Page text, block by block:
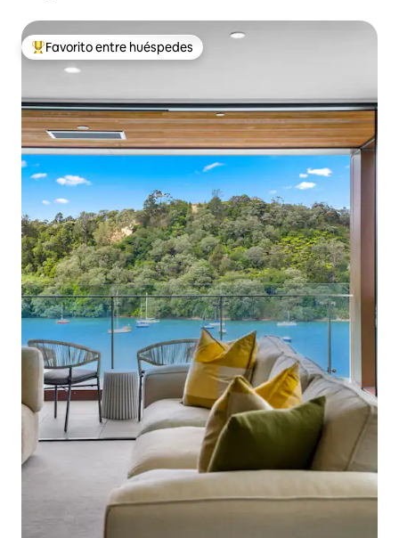
De los mejores en Favorito entre huéspedes
Favorito entre huéspedes